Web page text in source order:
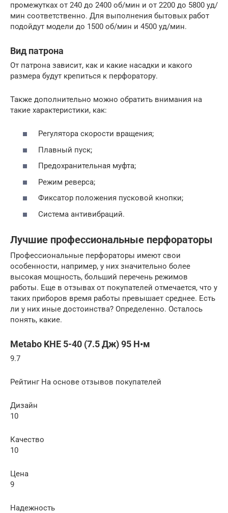
промежутках от 240 до 2400 об/мин и от 2200 до 5800 уд/
мин соответственно. Для выполнения бытовых работ
подойдут модели до 1500 об/мин и 4500 уд/мин.
Вид патрона
От патрона зависит, как и какие насадки и какого
размера будут крепиться к перфоратору.
Также дополнительно можно обратить внимания на
такие характеристики, как:
Регулятора скорости вращения;
Плавный пуск;
Предохранительная муфта;
Режим реверса;
Фиксатор положения пусковой кнопки;
Система антивибраций.
Лучшие профессиональные перфораторы
Профессиональные перфораторы имеют свои
особенности, например, у них значительно более
высокая мощность, больший перечень режимов
работы. Еще в отзывах от покупателей отмечается, что у
таких приборов время работы превышает среднее. Есть
ли у них иные достоинства? Определенно. Осталось
понять, какие.
Metabo KHE 5-40 (7.5 Дж) 95 Н•м
9.7
Рейтинг На основе отзывов покупателей
Дизайн
10
Качество
10
Цена
9
Надежность